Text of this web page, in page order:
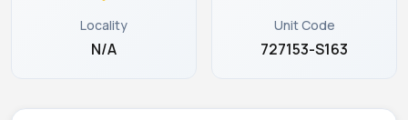
Locality
N/A
Unit Code
727153-S163